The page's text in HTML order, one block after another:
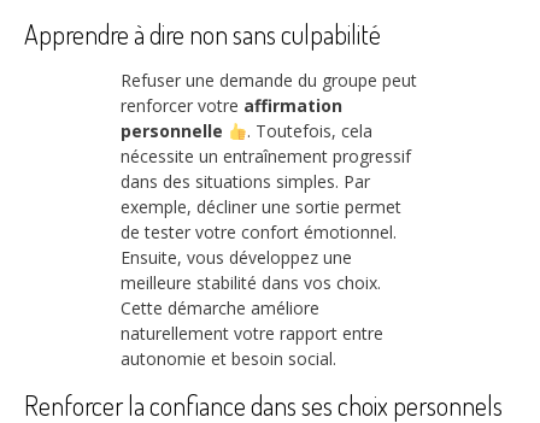
Apprendre à dire non sans culpabilité
Refuser une demande du groupe peut
renforcer votre affirmation
personnelle
. Toutefois, cela
nécessite un entraînement progressif
dans des situations simples. Par
exemple, décliner une sortie permet
de tester votre confort émotionnel.
Ensuite, vous développez une
meilleure stabilité dans vos choix.
Cette démarche améliore
naturellement votre rapport entre
autonomie et besoin social.
Renforcer la confiance dans ses choix personnels